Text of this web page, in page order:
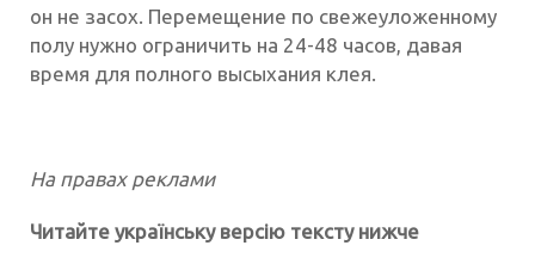
он не засох. Перемещение по свежеуложенному
полу нужно ограничить на 24-48 часов, давая
время для полного высыхания клея.
На правах реклами
Читайте українську версію тексту нижче